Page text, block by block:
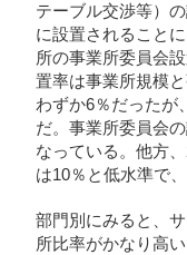
テーブル交渉等）
に設置されること
所の事業所委員会
置率は事業所規模
わずか6％だったが
だ。事業所委員会
なっている。他方
は10％と低水準で
部門別にみると、
所比率がかなり高